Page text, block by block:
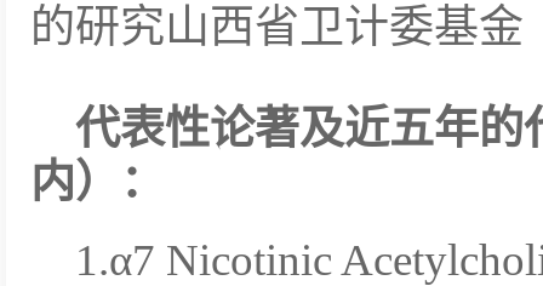
的研究山西省卫计委基金
代表性论著及近五年的
内）：
1.α7 Nicotinic